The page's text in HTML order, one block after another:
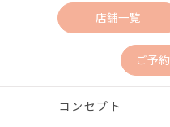
店舗一覧
ご予
コンセプト